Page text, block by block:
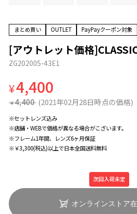
まとめ買い OUTLET PayPayクーポン対象
[アウトレット価格
ZG202005-43E1
¥4,400
¥ 4,400 (2021年02月28日時点の価格)
※セットレンズ込み
※店舗・WEBで価格が異なる場合がこざいます。
※フレーム1年間、レンズ6ヶ月保証
※￥3,300(税込)以上で日本全国送料無料
次回入荷未定
オンラインストア